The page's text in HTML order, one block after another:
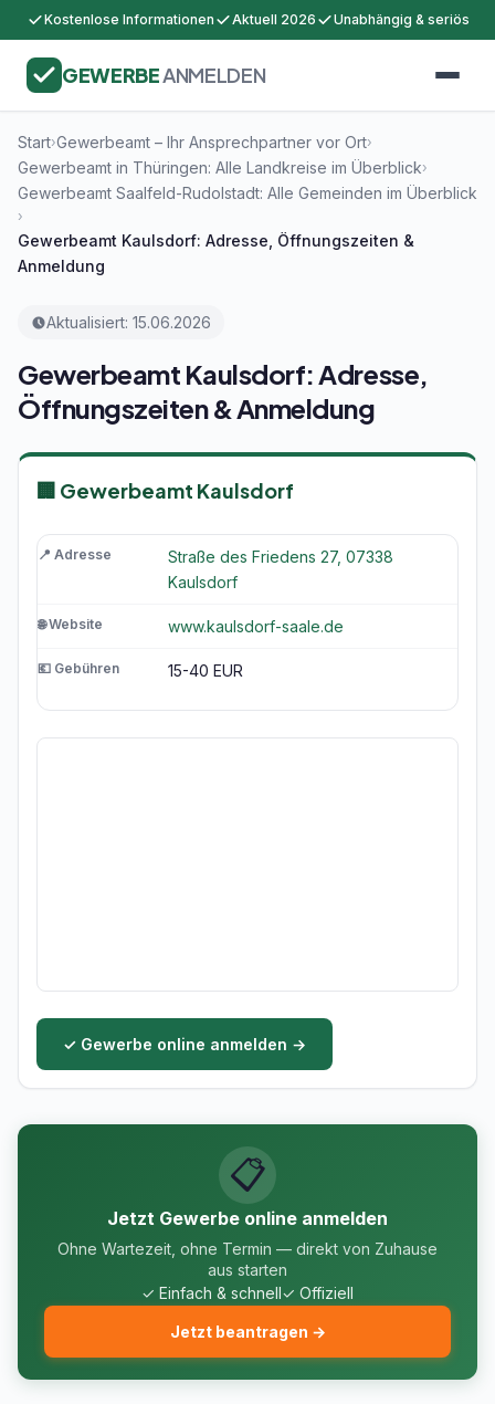
Kostenlose Informationen Aktuell 2026 Unabhängig & seriös
GEWERBEANMELDEN
Start›Gewerbeamt – Ihr Ansprechpartner vor Ort›
Gewerbeamt in Thüringen: Alle Landkreise im Überblick›
Gewerbeamt Saalfeld-Rudolstadt: Alle Gemeinden im Überblick
›
Gewerbeamt Kaulsdorf: Adresse, Öffnungszeiten &
Anmeldung
Aktualisiert: 15.06.2026
Gewerbeamt Kaulsdorf: Adresse,
Öffnungszeiten & Anmeldung
🏢 Gewerbeamt Kaulsdorf
📍 Adresse
Straße des Friedens 27, 07338
Kaulsdorf
🌐 Website www.kaulsdorf-saale.de
💶 Gebühren 15-40 EUR
✓ Gewerbe online anmelden →
📋
Jetzt Gewerbe online anmelden
Ohne Wartezeit, ohne Termin — direkt von Zuhause
aus starten
✓ Einfach & schnell✓ Offiziell
Jetzt beantragen →